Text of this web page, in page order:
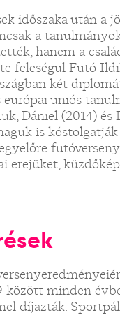
időszaka után a
a
hanem a
feleségül Futó
két
európai uniós
Dániel (2014) és
is kóstolgatják
erejüket,
között minden
díjazták.